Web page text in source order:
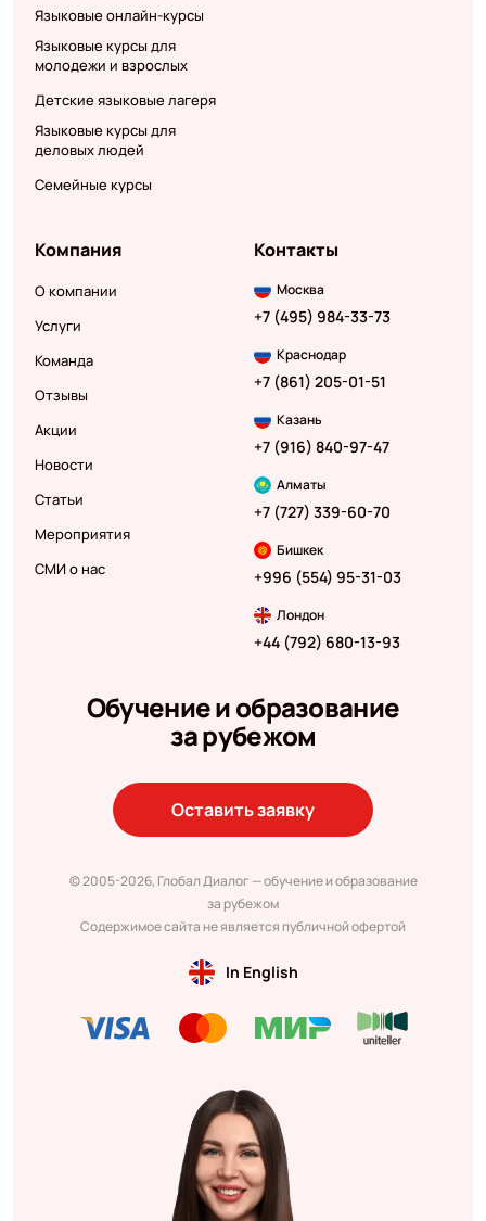
Языковые онлайн-курсы
Языковые курсы для
молодежи и взрослых
Детские языковые лагеря
Языковые курсы для
деловых людей
Семейные курсы
Компания
О компании
Услуги
Команда
Отзывы
Акции
Новости
Статьи
Мероприятия
СМИ о нас
Контакты
Москва
+7 (495) 984-33-73
Краснодар
+7 (861) 205-01-51
Казань
+7 (916) 840-97-47
Алматы
+7 (727) 339-60-70
Бишкек
+996 (554) 95-31-03
Лондон
+44 (792) 680-13-93
Обучение и образование
за рубежом
Оставить заявку
© 2005-2026, Глобал Диалог — обучение и образование
за рубежом
Содержимое сайта не является публичной офертой
In English